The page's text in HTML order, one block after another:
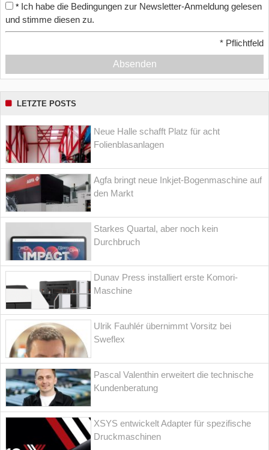
* Ich habe die Bedingungen zur Newsletter-Anmeldung gelesen
und stimme diesen zu.
* Pflichtfeld
Absenden
LETZTE POSTS
Neue Halle schafft Platz für acht
Folienblasanlagen
Agfa bringt neue Inkjet-Bogenmaschine auf
den Markt
Starkes Quartal, aber noch kein
Durchbruch
Dunav Press installiert erste Komori-
Maschine
Ulrik Fauhlér übernimmt Vorsitz bei
Sweflex
Pascal Valenthin erweitert die technische
Kundenberatung
XSYS entwickelt Adapter für spezifische
Druckmaschinen